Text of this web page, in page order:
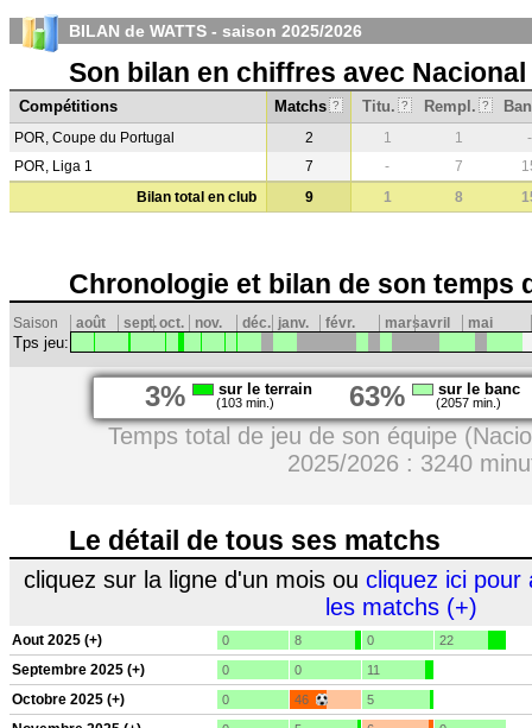
BILAN de WATTS - saison 2025/2026
Son bilan en chiffres avec
Compétitions Matchs ? Titu. ? Rempl. ?
POR, Coupe du Portugal 2 1 1
-
POR, Liga 1
7 - 7
Bilan total en club
9 1 8
Chronologie et bilan de son temps
Saison août sept.oct. nov. déc. janv. févr. marsavril mai
Tps jeu:
3% sur le terrain
(103 min.) 63% sur le banc
(2057 min.)
Temps total de jeu de son équipe
2025/2026 : 3240
Le détail de tous ses matchs
cliquez sur la ligne d'un mois ou cliquez ici pour
les matchs (+)
Aout 2025 (+) 0 8 0 22
Septembre 2025 (+) 0 0 11
Octobre 2025 (+) 0 46 5